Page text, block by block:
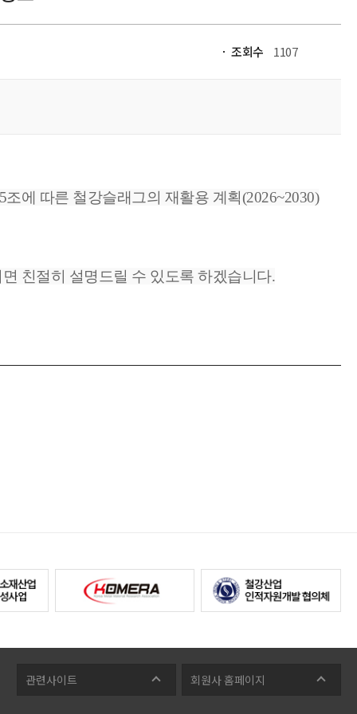
조회수 1107
에 따른 철강슬래그의 재활용 계획(2026~2030)
친절히 설명드릴 수 있도록 하겠습니다.
관련사이트 회원사 홈페이지